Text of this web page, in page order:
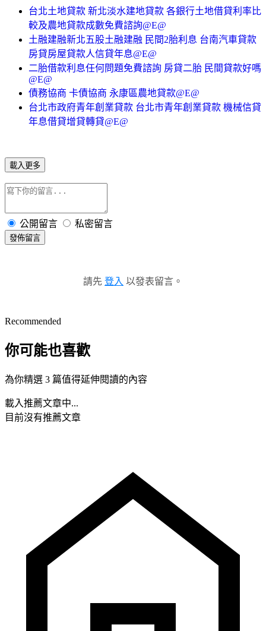
台北土地貸款 新北淡水建地貸款 各銀行土地借貸利率比
較及農地貸款成數免費諮詢@E@
土融建融新北五股土融建融 民間2胎利息 台南汽車貸款
房貸房屋貸款人信貸年息@E@
二胎借款利息任何問題免費諮詢 房貸二胎 民間貸款好嗎
@E@
債務協商 卡債協商 永康區農地貸款@E@
台北市政府青年創業貸款 台北市青年創業貸款 機械信貸
年息借貸增貸轉貸@E@
載入更多
公開留言 私密留言
發佈留言
請先 登入 以發表留言。
Recommended
你可能也喜歡
為你精選 3 篇值得延伸閱讀的內容
載入推薦文章中...
目前沒有推薦文章